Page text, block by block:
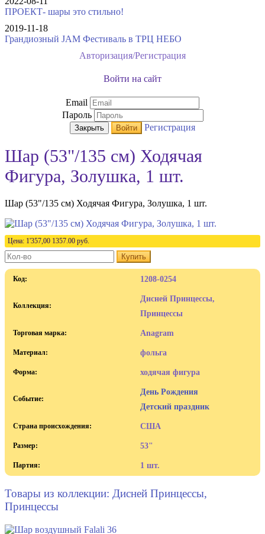
ПРОЕКТ- шары это стильно!
2019-11-18
Грандиозный JAM Фестиваль в ТРЦ НЕБО
Авторизация/Регистрация
Войти на сайт
Email
Пароль
Закрыть Войти Регистрация
Шар (53"/135 см) Ходячая
Фигура, Золушка, 1 шт.
Шар (53"/135 см) Ходячая Фигура, Золушка, 1 шт.
Цена: 1'357,00 1357.00 руб.
Купить
Код: 1208-0254
Коллекция:
Дисней Принцессы,
Принцессы
Торговая марка: Anagram
Материал: фольга
Форма: ходячая фигура
Событие:
День Рождения
Детский праздник
Страна происхождения: США
Размер: 53"
Партия: 1 шт.
Товары из коллекции: Дисней Принцессы,
Принцессы